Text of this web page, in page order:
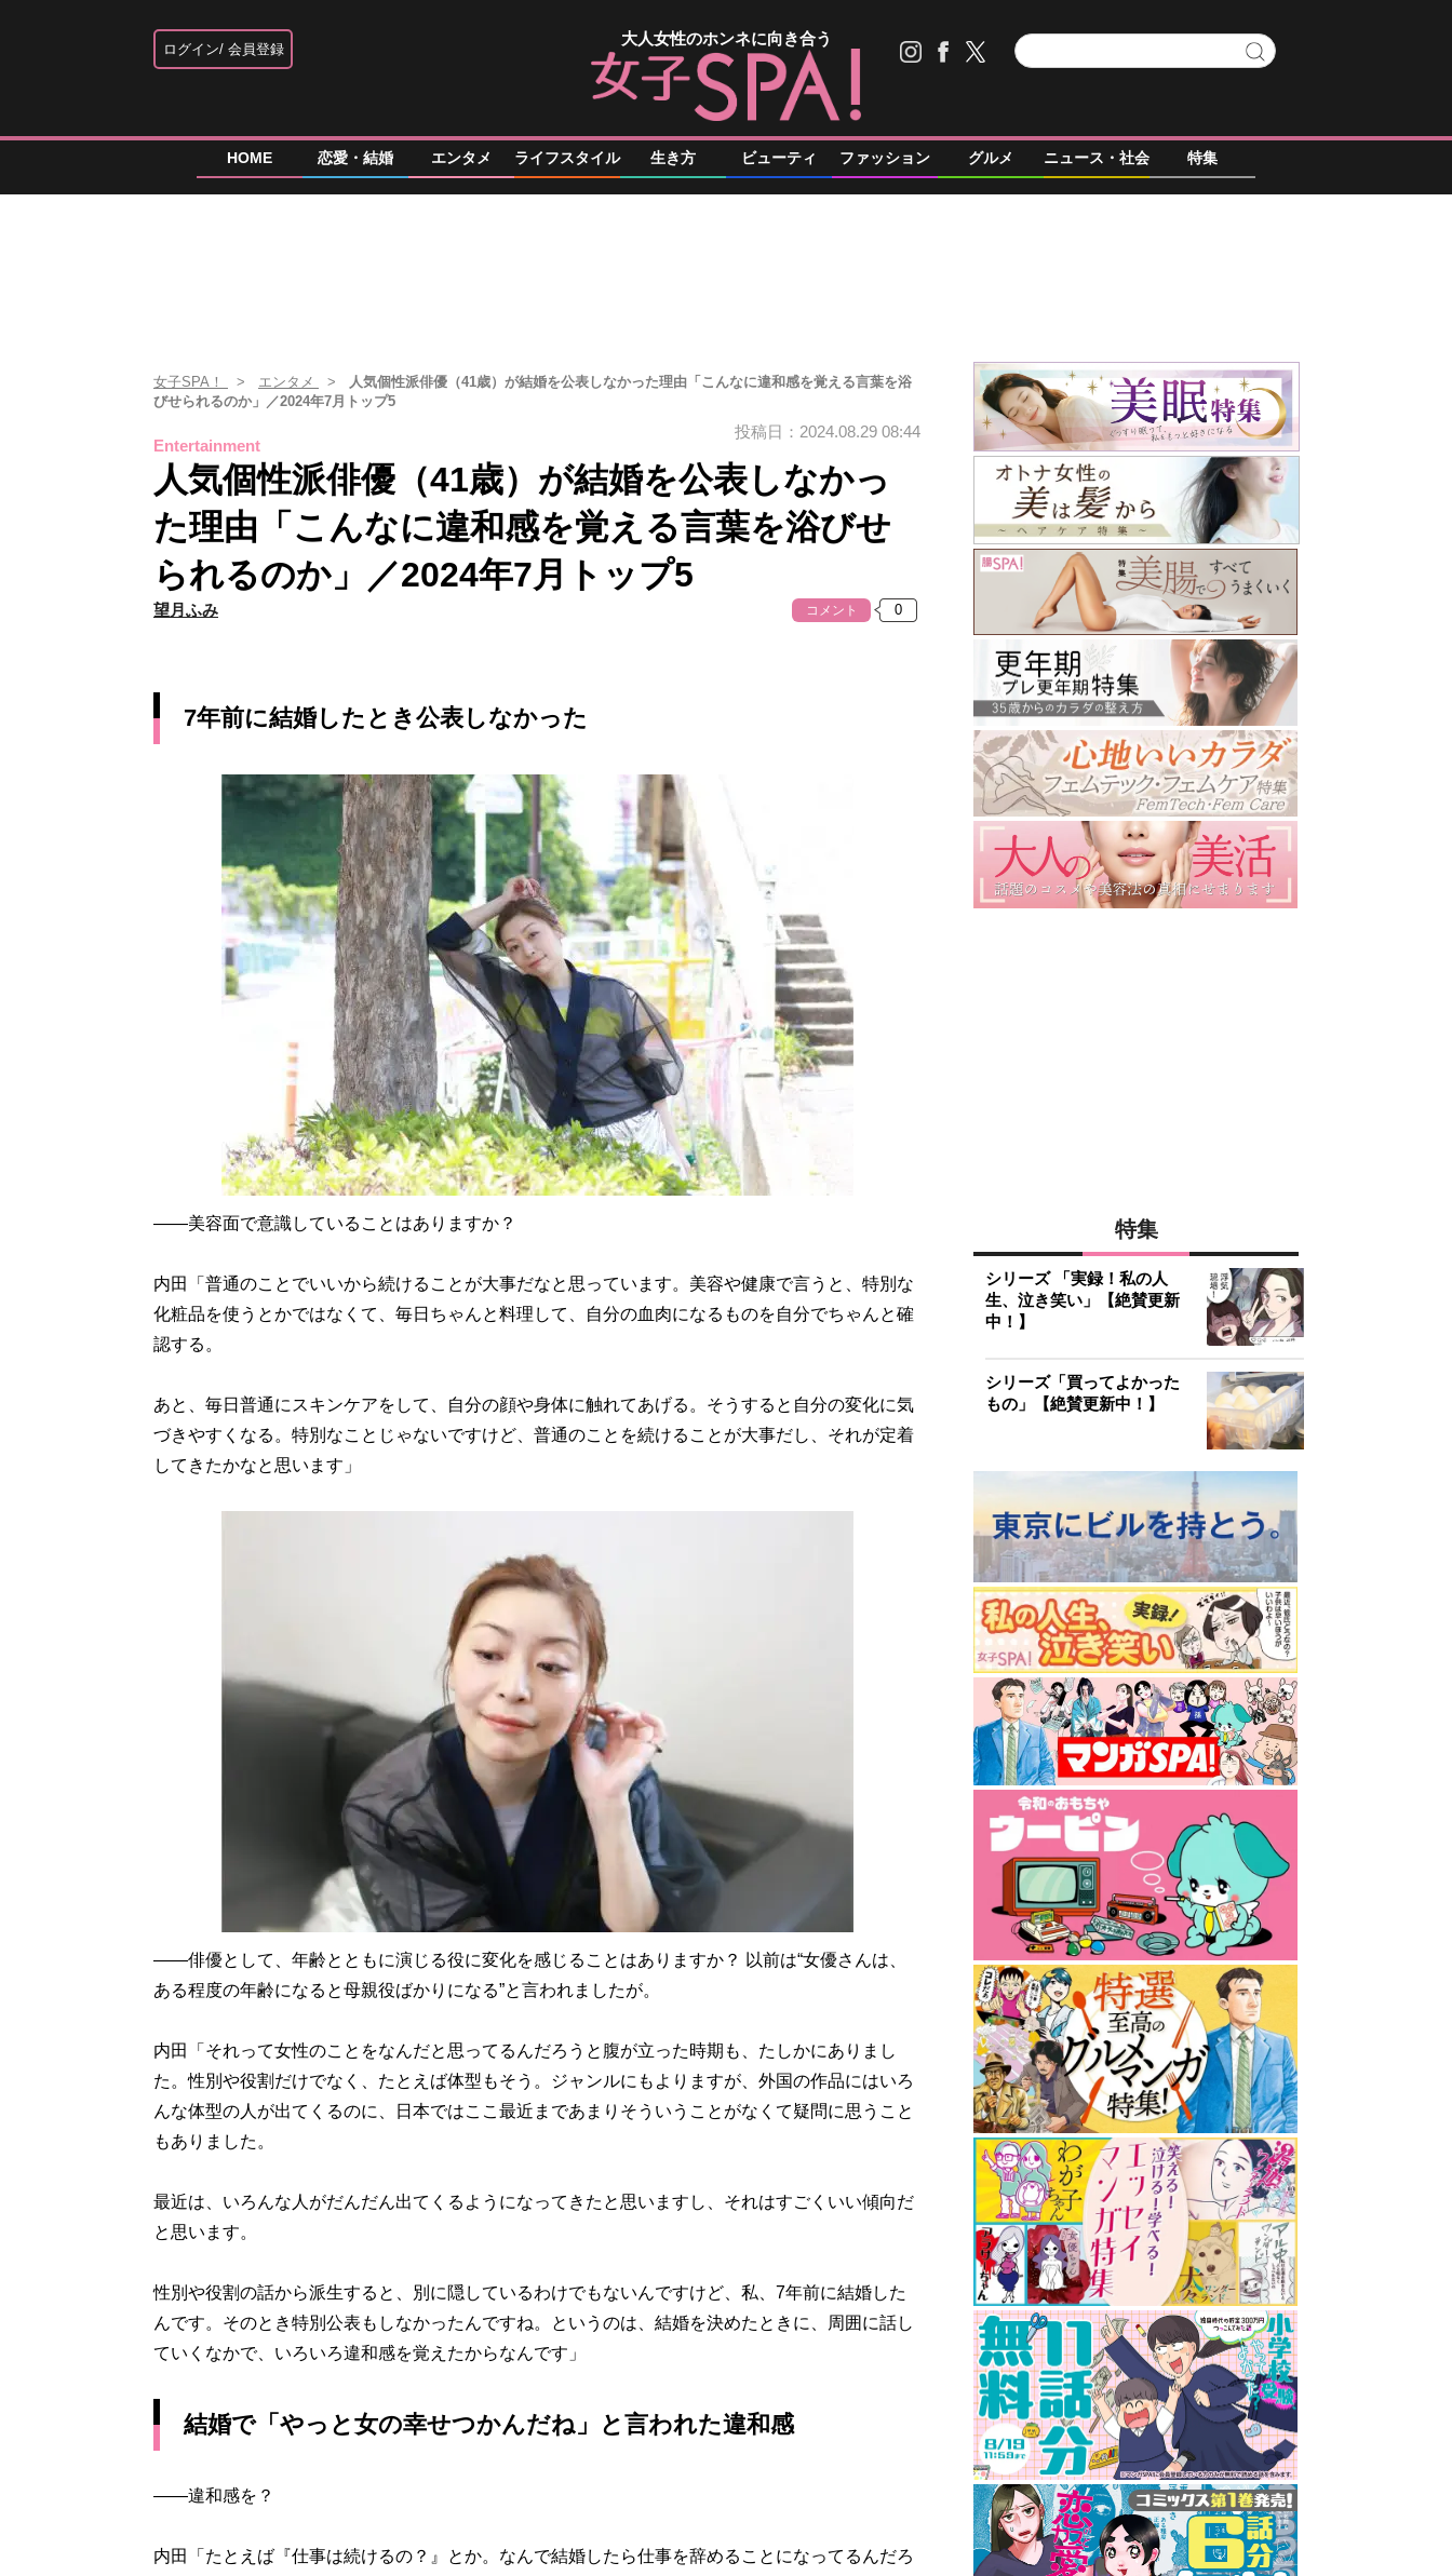
ログイン 会員登録
大人女性のホンネに向き合う
HOME 恋愛・結婚 エンタメ ライフスタイル 生き方 ビューティ ファッション グルメ ニュース・社会 特集
女子SPA！ エンタメ
人気個性派俳優（41歳）が結婚を公表しなかった理由「こんなに違和感を覚える言葉を浴
びせられるのか」／2024年7月トップ5
Entertainment
投稿日：2024.08.29 08:44
人気個性派俳優（41歳）が結婚を公表しなかっ
た理由「こんなに違和感を覚える言葉を浴びせ
られるのか」／2024年7月トップ5
望月ふみ コメント
7年前に結婚したとき公表しなかった
――美容面で意識していることはありますか？
内田「普通のことでいいから続けることが大事だなと思っています。美容や健康で言うと、特別な
化粧品を使うとかではなくて、毎日ちゃんと料理して、自分の血肉になるものを自分でちゃんと確
認する。
あと、毎日普通にスキンケアをして、自分の顔や身体に触れてあげる。そうすると自分の変化に気
づきやすくなる。特別なことじゃないですけど、普通のことを続けることが大事だし、それが定着
してきたかなと思います」
――俳優として、年齢とともに演じる役に変化を感じることはありますか？ 以前は“女優さんは、
ある程度の年齢になると母親役ばかりになる”と言われましたが。
内田「それって女性のことをなんだと思ってるんだろうと腹が立った時期も、たしかにありまし
た。性別や役割だけでなく、たとえば体型もそう。ジャンルにもよりますが、外国の作品にはいろ
んな体型の人が出てくるのに、日本ではここ最近まであまりそういうことがなくて疑問に思うこと
もありました。
最近は、いろんな人がだんだん出てくるようになってきたと思いますし、それはすごくいい傾向だ
と思います。
性別や役割の話から派生すると、別に隠しているわけでもないんですけど、私、7年前に結婚した
んです。そのとき特別公表もしなかったんですね。というのは、結婚を決めたときに、周囲に話し
ていくなかで、いろいろ違和感を覚えたからなんです」
結婚で「やっと女の幸せつかんだね」と言われた違和感
――違和感を？
内田「たとえば『仕事は続けるの？』とか。なんで結婚したら仕事を辞めることになってるんだろ
特集
シリーズ 「実録！私の人
生、泣き笑い」【絶賛更新
中！】
シリーズ「買ってよかった
もの」【絶賛更新中！】